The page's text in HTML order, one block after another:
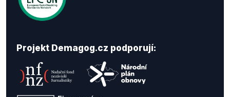
Projekt Demagog.cz podporují: